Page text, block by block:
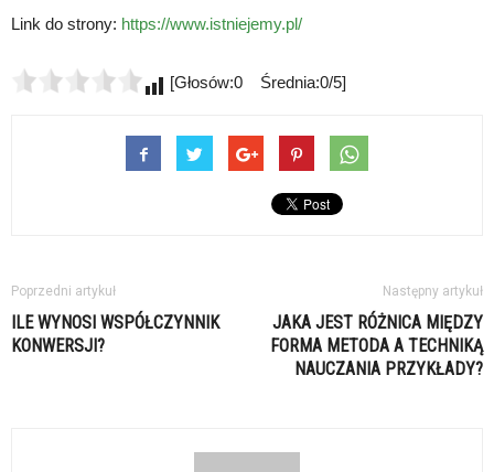
Link do strony: https://www.istniejemy.pl/
[Głosów:0 Średnia:0/5]
Poprzedni artykuł
ILE WYNOSI WSPÓŁCZYNNIK
KONWERSJI?
Następny artykuł
JAKA JEST RÓŻNICA MIĘDZY
FORMA METODA A TECHNIKĄ
NAUCZANIA PRZYKŁADY?